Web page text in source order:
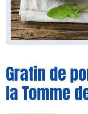
Gratin de
la Tomme